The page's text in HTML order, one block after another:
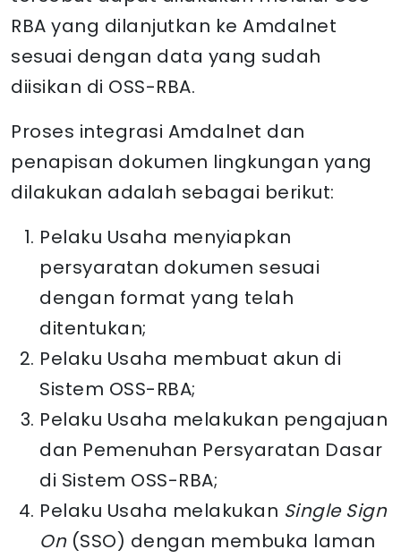
RBA yang dilanjutkan ke Amdalnet
sesuai dengan data yang sudah
diisikan di OSS-RBA.
Proses integrasi Amdalnet dan
penapisan dokumen lingkungan yang
dilakukan adalah sebagai berikut:
Pelaku Usaha menyiapkan
persyaratan dokumen sesuai
dengan format yang telah
ditentukan;
Pelaku Usaha membuat akun di
Sistem OSS-RBA;
Pelaku Usaha melakukan pengajuan
dan Pemenuhan Persyaratan Dasar
di Sistem OSS-RBA;
Pelaku Usaha melakukan Single Sign
On(SSO) dengan membuka laman